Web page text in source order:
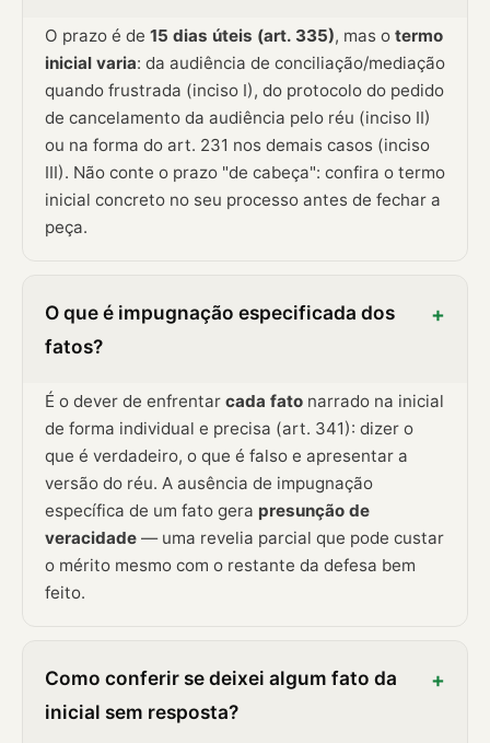
O prazo é de 15 dias úteis (art. 335), mas o termo
inicial varia: da audiência de conciliação/mediação
quando frustrada (inciso I), do protocolo do pedido
de cancelamento da audiência pelo réu (inciso II)
ou na forma do art. 231 nos demais casos (inciso
III). Não conte o prazo "de cabeça": confira o termo
inicial concreto no seu processo antes de fechar a
peça.
O que é impugnação especificada dos
fatos?
+
É o dever de enfrentar cada fato narrado na inicial
de forma individual e precisa (art. 341): dizer o
que é verdadeiro, o que é falso e apresentar a
versão do réu. A ausência de impugnação
específica de um fato gera presunção de
veracidade — uma revelia parcial que pode custar
o mérito mesmo com o restante da defesa bem
feito.
Como conferir se deixei algum fato da
inicial sem resposta?
+